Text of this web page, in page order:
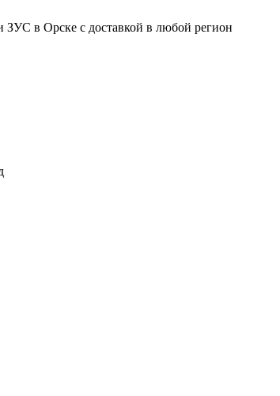
ЗУС в Орске с доставкой в любой регион